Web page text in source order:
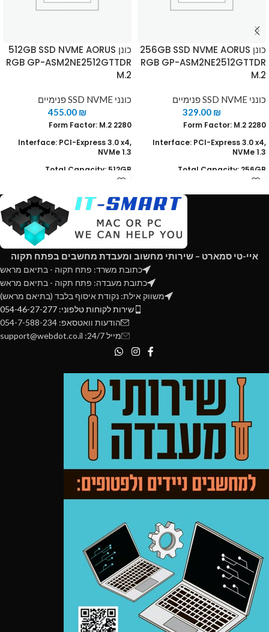
כונן 256GB SSD NVME AORUS
RGB GP-ASM2NE2512GTTDR
M.2
כונני SSD NVME פנימיים
329.00 ₪
Form Factor: M.2 2280
Interface: PCI-Express 3.0 x4,
NVMe 1.3
Total Capacity: 256GB
Read Speed : up to 3100 MB/s
Write speed : up to 1050 MB/s
TRIM & S.M.A.R.T supported
AES 256 supported
כונן 512GB SSD NVME AORUS
RGB GP-ASM2NE2512GTTDR
M.2
כונני SSD NVME פנימיים
455.00 ₪
Form Factor: M.2 2280
Interface: PCI-Express 3.0 x4,
NVMe 1.3
Total Capacity: 512GB
Read Speed : up to 3480 MB/s
Write speed : up to 2000 MB/s
TRIM & S.M.A.R.T supported
AES 256 supported
איי-טי סמארט – שירותי מחשוב ומעבדת מחשבים בפתח תקוה
כתובת משרד: פתח תקוה - בתיאם מראש
כתובת מעבדה: פתח תקוה - בתיאם מראש
משווק אילת: נקודת איסוף בלבד (בתיאם מראש)
שירות לקוחות טלפוני: 054-46-27-277
הודעות וואטסאפ: 054-7-588-234
מייל 24/7: support@webdot.co.il